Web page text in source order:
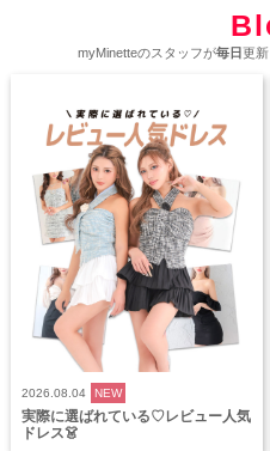
myMinetteのスタッフが毎日更
2026.08.04 NEW
実際に選ばれている♡レビュー人気
ドレス👗